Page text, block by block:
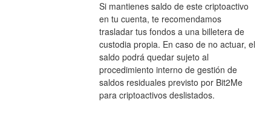
Si mantienes saldo de este criptoactivo
en tu cuenta, te recomendamos
trasladar tus fondos a una billetera de
custodia propia. En caso de no actuar, el
saldo podrá quedar sujeto al
procedimiento interno de gestión de
saldos residuales previsto por Bit2Me
para criptoactivos deslistados.